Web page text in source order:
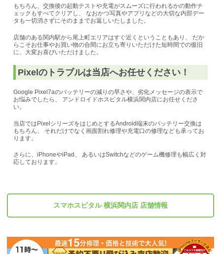
もちろん、交換後の起動テストや充電がスムーズに行われるかの動作チ
ェックもすべてクリアし、 なおかつ写真やアプリなどの大切な内部デー
タも一切消さずにそのままでお返しいたしました。
店舗のある関内駅から尾上町エリアはすぐ近くということもあり、 だか
らこそお仕事やお買い物の合間にお立ち寄りいただけた短時間での復旧
に、大変お喜びいただけました。
Pixelのトラブルは当店へお任せください！
Google Pixel7aのバッテリーの減りの早さや、劣化メッセージの表示で
お悩みでしたら、 アンドロイドホスピタル横浜関内店にお任せくださ
い。
当店ではPixelシリーズをはじめとするAndroid端末のバッテリー交換は
もちろん、 それだけでなく画面割れ修理や充電口の修理なども承ってお
ります。
さらに、iPhoneやiPad、 あるいはSwitchなどのゲーム機修理も幅広く対
応しております。
スマホスピタル 横浜関内店 店舗情報